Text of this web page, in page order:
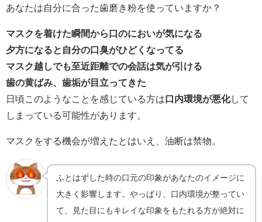
あなたは自分に合った歯磨き粉を使っていますか？
マスクを着けた瞬間から口のにおいが気になる
夕方になると自分の口臭がひどくなってる
マスク越しでも至近距離での会話は気が引ける
歯の黄ばみ、歯垢が目立ってきた
日頃このようなことを感じている方は 口内環境が悪化して
しまっている可能性があります。
マスクをする機会が増えたとはいえ、油断は禁物。
ふとはずした時の口元の印象があなたのイメージに
大きく影響します。やっぱり、口内環境が整ってい
て、見た目にもキレイな印象をもたれる方が絶対に